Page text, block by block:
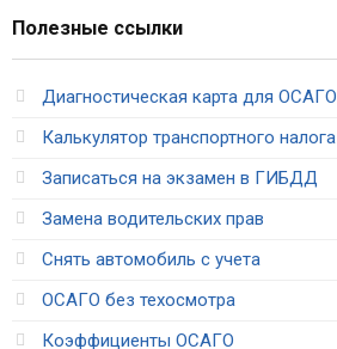
Полезные ссылки
Диагностическая карта для ОСАГО
Калькулятор транспортного налога
Записаться на экзамен в ГИБДД
Замена водительских прав
Снять автомобиль с учета
ОСАГО без техосмотра
Коэффициенты ОСАГО